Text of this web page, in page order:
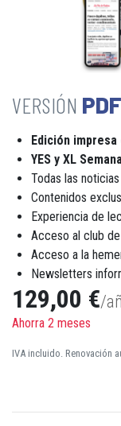
PDF
Edición
YES y XL
Todas las
Contenidos
Experiencia de
Acceso al club
Acceso a la
Newsletters
129,00 €/
Ahorra 2 meses
IVA incluido. Renovación